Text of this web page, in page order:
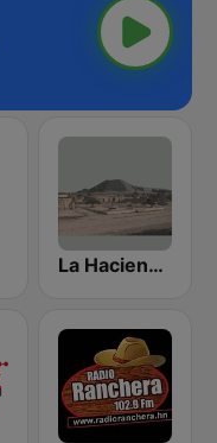
La Hacienda Radio